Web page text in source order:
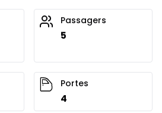
Passagers
5
Portes
4